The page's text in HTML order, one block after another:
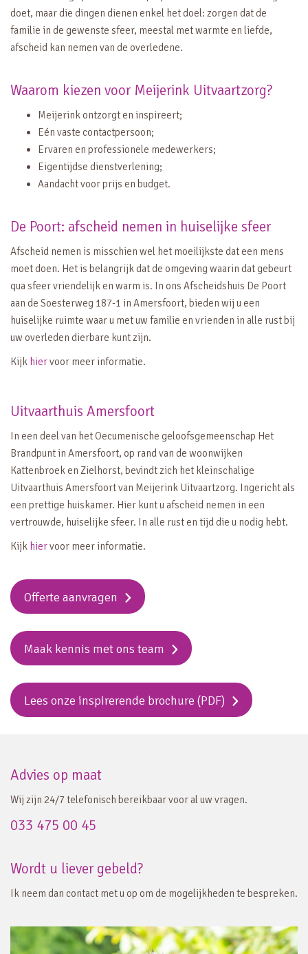
doet, maar die dingen dienen enkel het doel: zorgen dat de
familie in de gewenste sfeer, meestal met warmte en liefde,
afscheid kan nemen van de overledene.
Waarom kiezen voor Meijerink Uitvaartzorg?
Meijerink ontzorgt en inspireert;
Eén vaste contactpersoon;
Ervaren en professionele medewerkers;
Eigentijdse dienstverlening;
Aandacht voor prijs en budget.
De Poort: afscheid nemen in huiselijke sfeer
Afscheid nemen is misschien wel het moeilijkste dat een mens
moet doen. Het is belangrijk dat de omgeving waarin dat gebeurt
qua sfeer vriendelijk en warm is. In ons Afscheidshuis De Poort
aan de Soesterweg 187-1 in Amersfoort, bieden wij u een
huiselijke ruimte waar u met uw familie en vrienden in alle rust bij
uw overleden dierbare kunt zijn.
Kijk hiervoor meer informatie.
Uitvaarthuis Amersfoort
In een deel van het Oecumenische geloofsgemeenschap Het
Brandpunt in Amersfoort, op rand van de woonwijken
Kattenbroek en Zielhorst, bevindt zich het kleinschalige
Uitvaarthuis Amersfoort van Meijerink Uitvaartzorg. Ingericht als
een prettige huiskamer. Hier kunt u afscheid nemen in een
vertrouwde, huiselijke sfeer. In alle rust en tijd die u nodig hebt.
Kijk hiervoor meer informatie.
Offerte aanvragen
Maak kennis met ons team
Lees onze inspirerende brochure (PDF)
Advies op maat
Wij zijn 24/7 telefonisch bereikbaar voor al uw vragen.
033 475 00 45
Wordt u liever gebeld?
Ik neem dan contact met u op om de mogelijkheden te bespreken.